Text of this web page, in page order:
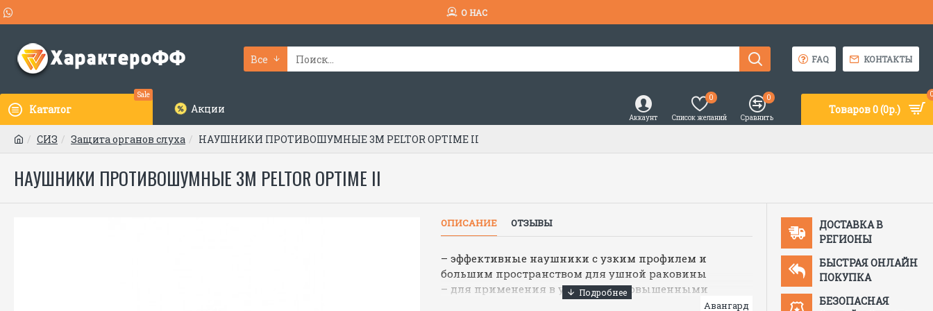
О НАС
Все FAQ КОНТАКТЫ
Каталог
Sale
Акции
Аккаунт Список желаний
0
Сравнить
0
Товаров 0 (0р.)
СИЗ Защита органов слуха НАУШНИКИ ПРОТИВОШУМНЫЕ 3M PELTOR OPTIME II
НАУШНИКИ ПРОТИВОШУМНЫЕ 3M PELTOR OPTIME II
ОПИСАНИЕ ОТЗЫВЫ
– эффективные наушники с узким профилем и
большим пространством для ушной раковины
– для применения в условиях с повышенными
Авангард
ДОСТАВКА В
РЕГИОНЫ
БЫСТРАЯ ОНЛАЙН
ПОКУПКА
БЕЗОПАСНАЯ